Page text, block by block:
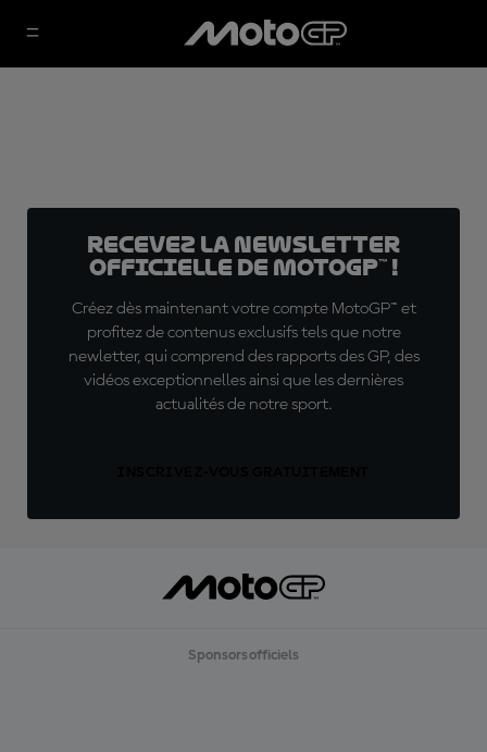
Recevez la Newsletter
officielle de MotoGP™ !
Créez dès maintenant votre compte MotoGP™ et
profitez de contenus exclusifs tels que notre
newletter, qui comprend des rapports des GP, des
vidéos exceptionnelles ainsi que les dernières
actualités de notre sport.
Sponsors officiels